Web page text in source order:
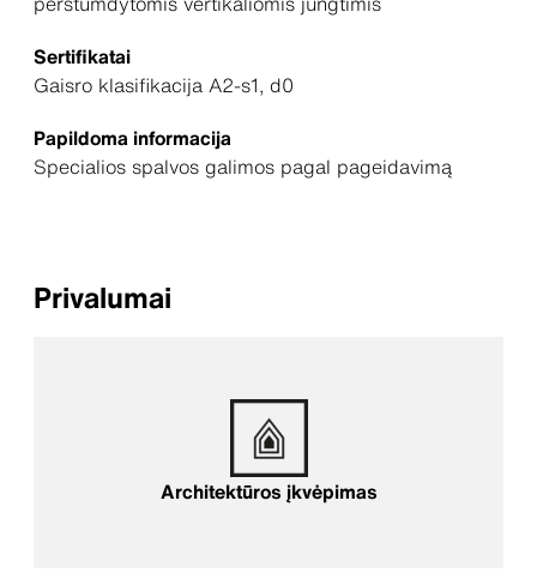
Sertifikatai
Gaisro klasifikacija A2-s1, d0
Papildoma informacija
Specialios spalvos galimos pagal pageidavimą
Privalumai
Architektūros įkvėpimas